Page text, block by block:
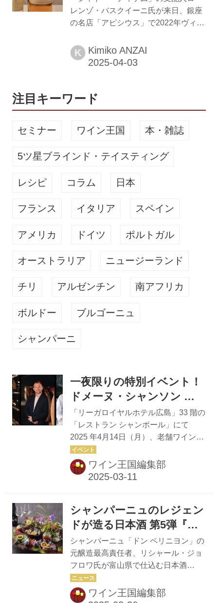
ンかで計7アイテムを供出。世界中の
ワインラヴァーを虜にするボルドー右
岸の伝説的ワイン「シャトー・ペトリ
ンのトップシャトー「シュヴァル・ブ
ラン」が手掛ける白ワイン『ル...
レンゾ・バスクイーニ氏が来日、銀座
の名店「アピシウス」で2022年ヴィン
かされたのは甘口ワインのペアリング
の大きな可能性。22年ヴィンテージの
ムリエの情野博之氏に聞いた。 テーブ
ルに登場したのは『シャトー・ディケ
リットル）。この豪華さに一同が驚
腐ワイン”シャトー・ディケムのマチュ
ものではない。「アピシウス」エグゼ
ク...
K Kimiko ANZAI
注目キーワード
セミナー ワイン王国 本・雑誌
5ツ星ブラインド・テイスティング
レシピ コラム 日本
フランス イタリア スペイン
アメリカ ドイツ ポルトガル
オーストラリア ニュージーランド
チリ アルゼンチン 南アフリカ
ボルドー ブルゴーニュ
シャンパーニ
一夜限りの特別イベント！
ドメーヌ・シャンソン ワ
インメーカーズディナー
「シャンソン・ナイト」
2025年4月14日（月）開催
「リーガロイヤルホテル広島」33 階の
「レストラン シャンボール」にて
2025 年4月14日（月）、老舗ワインメ
ーカー「ドメーヌ・シャンソン」のエ
クスポートディレクター ヴァンサン・
ワレス氏と、正統派フランス料理の名
心華やぐフランス料理と厳選ワインの
ペアリングを楽しむドメーヌ・シャン
ンソン・ナイト」が開催される。 この
ディナーイベントでは「レストラン シ
ャンボール」シェフ春田義彦(はるた
よしひこ)氏による特別ディナーコース
と、ソムリエ情野博之氏が料理に合わ
ワイン王国編集部
シャンパーニュのレジェン
ドが造る日本酒 第5弾『ア
ッサンブラージュ 5』がリ
リース
シャンパーニュ「ドン ペリニヨン」の
元醸造最高責任者、リシャール・ジョ
フロワ氏が富山県で仕込む日本酒
「IWA5」。その最新作『アッサンブラ
ージュ 5』がリリースされるにあた
ワイン王国編集部